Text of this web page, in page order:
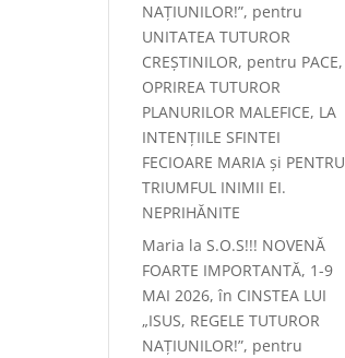
NAȚIUNILOR!”, pentru
UNITATEA TUTUROR
CREȘTINILOR, pentru PACE,
OPRIREA TUTUROR
PLANURILOR MALEFICE, LA
INTENȚIILE SFINTEI
FECIOARE MARIA și PENTRU
TRIUMFUL INIMII EI.
NEPRIHĂNITE
Maria laS.O.S!!! NOVENĂ
FOARTE IMPORTANTĂ, 1-9
MAI 2026, în CINSTEA LUI
„ISUS, REGELE TUTUROR
NAȚIUNILOR!”, pentru